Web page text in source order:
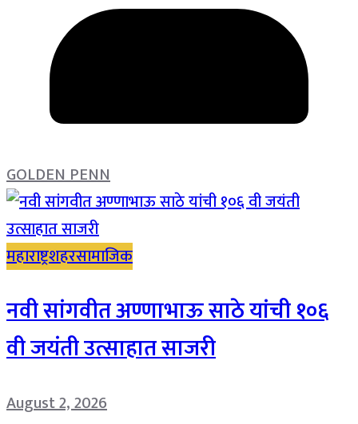
GOLDEN PENN
महाराष्ट्रशहरसामाजिक
नवी सांगवीत अण्णाभाऊ साठे यांची १०६
वी जयंती उत्साहात साजरी
August 2, 2026